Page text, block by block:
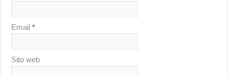
Email*
Sito web